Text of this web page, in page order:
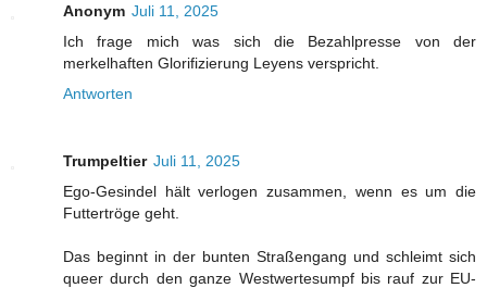
Anonym Juli 11, 2025
Ich frage mich was sich die Bezahlpresse von der
merkelhaften Glorifizierung Leyens verspricht.
Antworten
Trumpeltier Juli 11, 2025
Ego-Gesindel hält verlogen zusammen, wenn es um die
Futtertröge geht.
Das beginnt in der bunten Straßengang und schleimt sich
queer durch den ganze Westwertesumpf bis rauf zur EU-